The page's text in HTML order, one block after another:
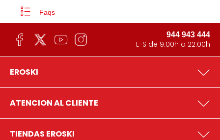
Faqs
944 943 444
L-S de 9:00h a 22:00h
EROSKI
ATENCION AL CLIENTE
TIENDAS EROSKI